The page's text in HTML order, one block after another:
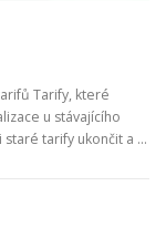
Tarify, které
u stávajícího
tarify ukončit a …